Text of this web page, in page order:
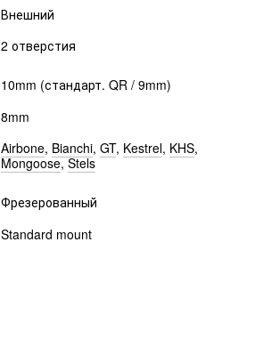
Внешний
2 отверстия
10mm (стандарт. QR / 9mm)
8mm
Airbone, Bianchi, GT, Kestrel, KHS,
Mongoose,Stels
Фрезерованный
Standard mount